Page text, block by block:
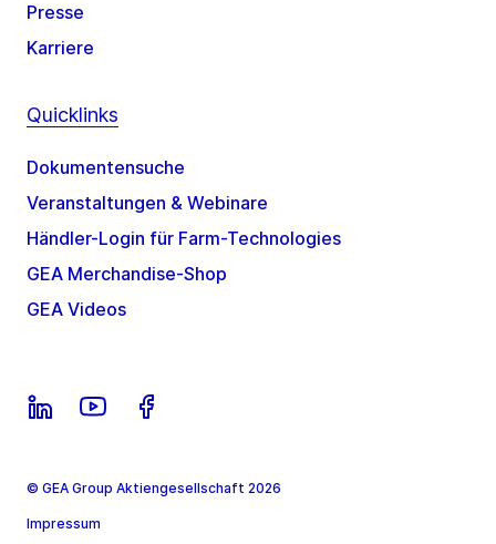
Presse
Karriere
Quicklinks
Dokumentensuche
Veranstaltungen & Webinare
Händler-Login für Farm-Technologies
GEA Merchandise-Shop
GEA Videos
© GEA Group Aktiengesellschaft 2026
Impressum